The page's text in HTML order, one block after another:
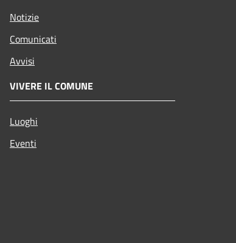
Notizie
Comunicati
Avvisi
VIVERE IL COMUNE
Luoghi
Eventi